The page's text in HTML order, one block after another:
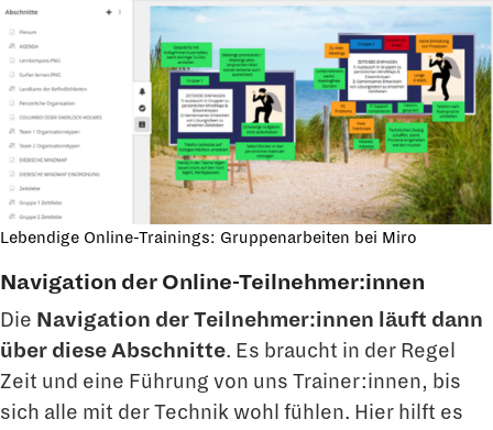
Lebendige Online-Trainings: Gruppenarbeiten bei Miro
Navigation der Online-Teilnehmer:innen
Die Navigation der Teilnehmer:innen läuft dann
über diese Abschnitte. Es braucht in der Regel
Zeit und eine Führung von uns Trainer:innen, bis
sich alle mit der Technik wohl fühlen. Hier hilft es